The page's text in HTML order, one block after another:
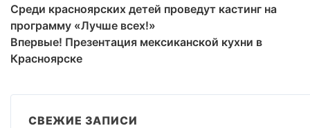
Среди красноярских детей проведут кастинг на
программу «Лучше всех!»
Впервые! Презентация мексиканской кухни в
Красноярске
СВЕЖИЕ ЗАПИСИ